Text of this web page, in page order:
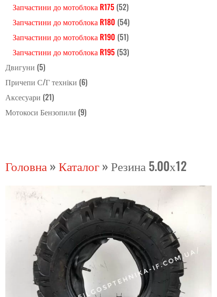
Запчастини до мотоблока R175 (52)
Запчастини до мотоблока R180 (54)
Запчастини до мотоблока R190 (51)
Запчастини до мотоблока R195 (53)
Двигуни (5)
Причепи С/Г техніки (6)
Аксесуари (21)
Мотокоси Бензопили (9)
Головна »Каталог»Резина 5.00х12